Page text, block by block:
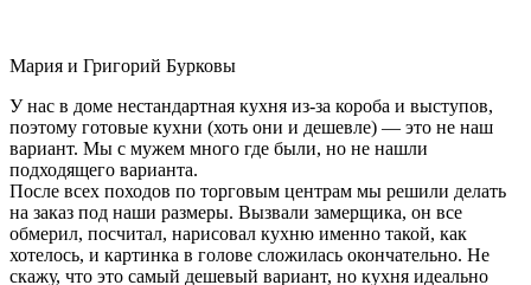
Мария и Григорий Бурковы
У нас в доме нестандартная кухня из-за короба и выступов,
поэтому готовые кухни (хоть они и дешевле) — это не наш
вариант. Мы с мужем много где были, но не нашли
подходящего варианта.
После всех походов по торговым центрам мы решили делать
на заказ под наши размеры. Вызвали замерщика, он все
обмерил, посчитал, нарисовал кухню именно такой, как
хотелось, и картинка в голове сложилась окончательно. Не
скажу, что это самый дешевый вариант, но кухня идеально